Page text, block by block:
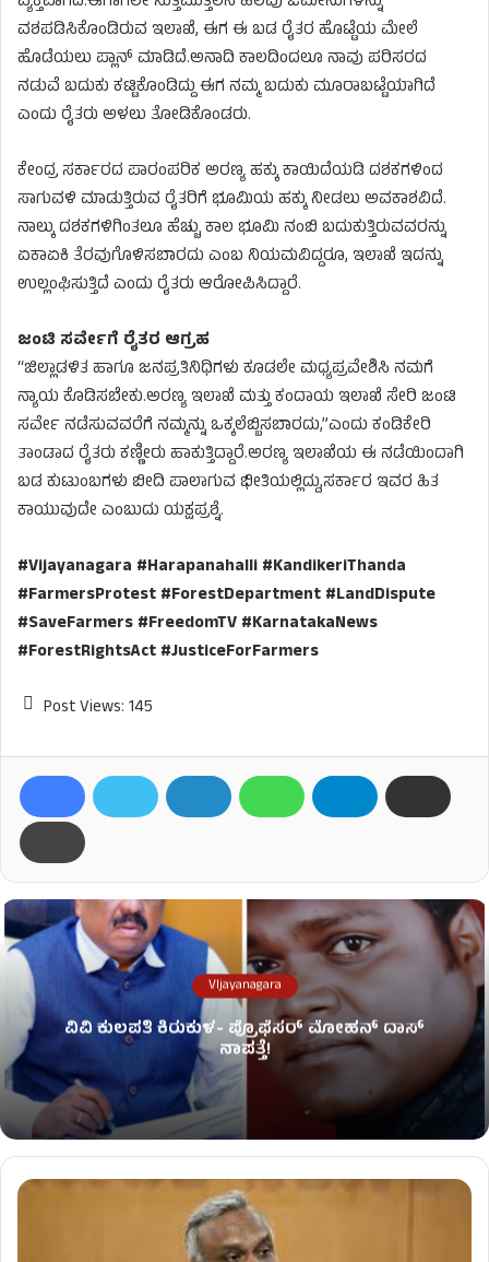
ವಶಪಡಿಸಿಕೊಂಡಿರುವ ಇಲಾಖೆ, ಈಗ ಈ ಬಡ ರೈತರ ಹೊಟ್ಟೆಯ ಮೇಲೆ
ಹೊಡೆಯಲು ಪ್ಲಾನ್ ಮಾಡಿದೆ.ಅನಾದಿ ಕಾಲದಿಂದಲೂ ನಾವು ಪರಿಸರದ
ನಡುವೆ ಬದುಕು ಕಟ್ಟಿಕೊಂಡಿದ್ದು ಈಗ ನಮ್ಮ ಬದುಕು ಮೂರಾಬಟ್ಟೆಯಾಗಿದೆ
ಎಂದು ರೈತರು ಅಳಲು ತೋಡಿಕೊಂಡರು.
ಕೇಂದ್ರ ಸರ್ಕಾರದ ಪಾರಂಪರಿಕ ಅರಣ್ಯ ಹಕ್ಕು ಕಾಯಿದೆಯಡಿ ದಶಕಗಳಿಂದ
ಸಾಗುವಳಿ ಮಾಡುತ್ತಿರುವ ರೈತರಿಗೆ ಭೂಮಿಯ ಹಕ್ಕು ನೀಡಲು ಅವಕಾಶವಿದೆ.
ನಾಲ್ಕು ದಶಕಗಳಿಗಿಂತಲೂ ಹೆಚ್ಚು ಕಾಲ ಭೂಮಿ ನಂಬಿ ಬದುಕುತ್ತಿರುವವರನ್ನು
ಏಕಾಏಕಿ ತೆರವುಗೊಳಿಸಬಾರದು ಎಂಬ ನಿಯಮವಿದ್ದರೂ, ಇಲಾಖೆ ಇದನ್ನು
ಉಲ್ಲಂಘಿಸುತ್ತಿದೆ ಎಂದು ರೈತರು ಆರೋಪಿಸಿದ್ದಾರೆ.
ಜಂಟಿ ಸರ್ವೇಗೆ ರೈತರ ಆಗ್ರಹ
“ಜಿಲ್ಲಾಡಳಿತ ಹಾಗೂ ಜನಪ್ರತಿನಿಧಿಗಳು ಕೂಡಲೇ ಮಧ್ಯಪ್ರವೇಶಿಸಿ ನಮಗೆ
ನ್ಯಾಯ ಕೊಡಿಸಬೇಕು.ಅರಣ್ಯ ಇಲಾಖೆ ಮತ್ತು ಕಂದಾಯ ಇಲಾಖೆ ಸೇರಿ ಜಂಟಿ
ಸರ್ವೇ ನಡೆಸುವವರೆಗೆ ನಮ್ಮನ್ನು ಒಕ್ಕಲೆಬ್ಬಿಸಬಾರದು,”ಎಂದು ಕಂಡಿಕೇರಿ
ತಾಂಡಾದ ರೈತರು ಕಣ್ಣೀರು ಹಾಕುತ್ತಿದ್ದಾರೆ.ಅರಣ್ಯ ಇಲಾಖೆಯ ಈ ನಡೆಯಿಂದಾಗಿ
ಬಡ ಕುಟುಂಬಗಳು ಬೀದಿ ಪಾಲಾಗುವ ಭೀತಿಯಲ್ಲಿದ್ದು,ಸರ್ಕಾರ ಇವರ ಹಿತ
ಕಾಯುವುದೇ ಎಂಬುದು ಯಕ್ಷಪ್ರಶ್ನೆ.
#Vijayanagara #Harapanahalli #KandikeriThanda
#FarmersProtest #ForestDepartment #LandDispute
#SaveFarmers #FreedomTV #KarnatakaNews
#ForestRightsAct #JusticeForFarmers
Post Views: 145
VIjayanagara
ವಿವಿ ಕುಲಪತಿ ಕಿರುಕುಳ- ಪ್ರೊಫೆಸರ್ ಮೋಹನ್ ದಾಸ್
ನಾಪತ್ತೆ!